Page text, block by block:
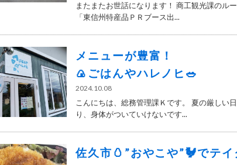
またまたお世話になります！ 商工観光課のル
「東信州特産品ＰＲブース出...
メニューが豊富！
🍙ごはんやハレノヒ🥗
2024.10.08
こんにちは、総務管理課Ｋです。 夏の厳しい
り、身体がついていけないです...
佐久市🥚”おやこや”🐓でテイ